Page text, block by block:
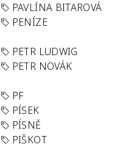
PAVLÍNA BITAROVÁ
PENÍZE
PETR LUDWIG
PETR NOVÁK
PF
PÍSEK
PÍSNĚ
PIŠKOT